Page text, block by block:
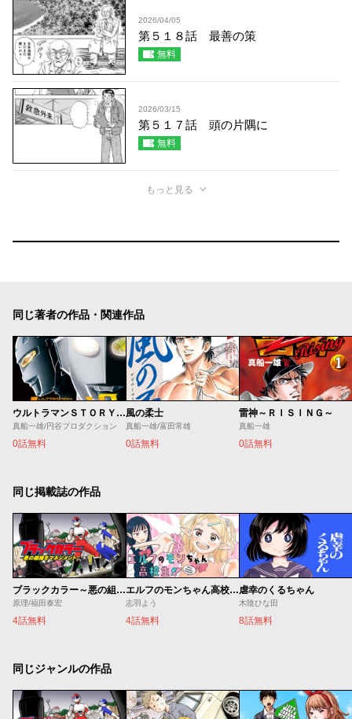
2026/04/05
第５１８話 最善の策
無料
2026/03/15
第５１７話 頭の片隅に
無料
もっと見る
同じ著者の作品・関連作品
ウルトラマンＳＴＯＲＹ ０
真船一雄/円谷プロダクション
0話無料
風の柔士
真船一雄/富田常雄
0話無料
雷神～ＲＩＳＩＮＧ～
真船一雄
0話無料
同じ掲載誌の作品
ブラックカラー～悪の組織をマネジメント～
原理/福田泰宏
4話無料
エルフのモンちゃん高校生!!
志羽よう
4話無料
虐幸のくるちゃん
木陰ひな田
8話無料
同じジャンルの作品